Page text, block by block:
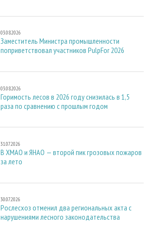
03.08.2026
Заместитель Министра промышленности
поприветствовал участников PulpFor 2026
03.08.2026
Горимость лесов в 2026 году снизилась в 1,5
раза по сравнению с прошлым годом
31.07.2026
В ХМАО и ЯНАО — второй пик грозовых пожаров
за лето
30.07.2026
Рослесхоз отменил два региональных акта с
нарушениями лесного законодательства